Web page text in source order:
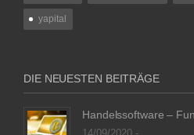
yapital
DIE NEUESTEN BEITRÄGE
Handelssoftware –